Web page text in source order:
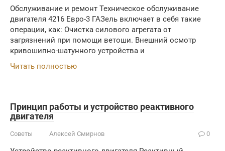
Обслуживание и ремонт Техническое обслуживание
двигателя 4216 Евро-3 ГАЗель включает в себя такие
операции, как: Очистка силового агрегата от
загрязнений при помощи ветоши. Внешний осмотр
кривошипно-шатунного устройства и
Читать полностью
Принцип работы и устройство реактивного
двигателя
Советы Алексей Смирнов 0